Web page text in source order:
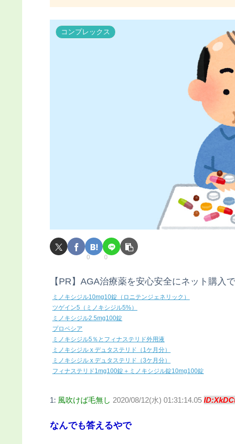
コンプレックス
0 0
【PR】AGA治療薬を安心安全にネット購入
ミノキシジル10mg10錠（ロニテンジェネリック）
ツゲイン5（ミノキシジル5%）
ミノキシジル2.5mg100錠
プロペシア
ミノキシジル5％とフィナステリド外用液
ミノキシジル x デュタステリド（1ケ月分）
ミノキシジル x デュタステリド（3ケ月分）
フィナステリド1mg100錠＋ミノキシジル錠10mg100錠
1: 風吹けば毛無し 2020/08/12(水) 01:31:14.05
なんでも答えるやで